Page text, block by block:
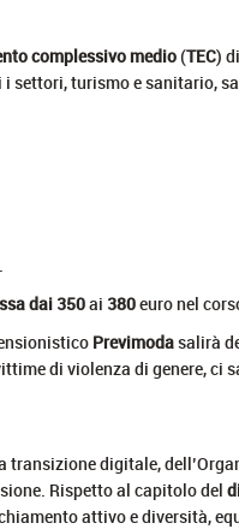
complessivo medio (TEC)
i settori, turismo e sanitario,
dai 350ai 380euro nel
Previmodasalirà
di violenza di genere,
digitale,
Rispetto al capitolo del
attivo e diversità,